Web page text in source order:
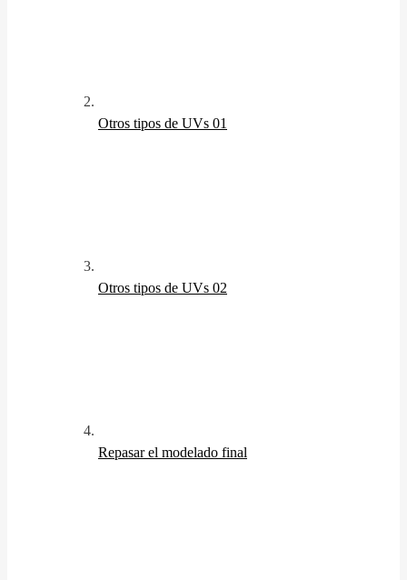
Otros tipos de UVs 01
Otros tipos de UVs 02
Repasar el modelado final